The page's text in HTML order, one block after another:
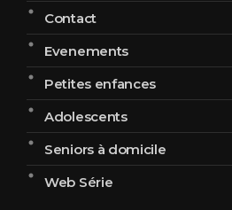
Contact
Evenements
Petites enfances
Adolescents
Seniors à domicile
Web Série